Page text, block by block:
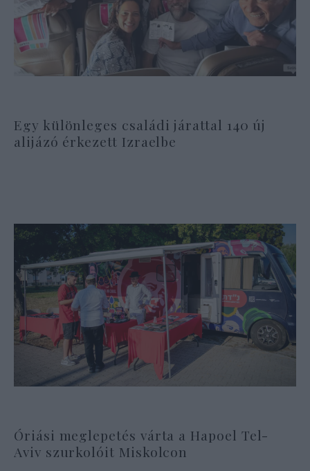
Egy különleges családi járattal 140 új
alijázó érkezett Izraelbe
Óriási meglepetés várta a Hapoel Tel-
Aviv szurkolóit Miskolcon